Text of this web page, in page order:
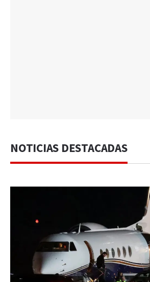
NOTICIAS DESTACADAS